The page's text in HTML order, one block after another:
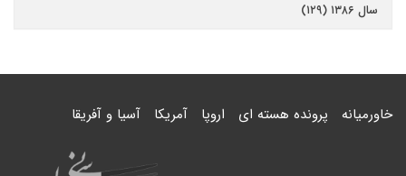
سال ۱۳۸۶ (۱۲۹)
خاورمیانه پرونده هسته ای اروپا آمریکا آسیا و آفریقا